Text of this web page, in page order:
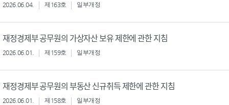
2026.06.04. 제163호 일부개정
재정경제부 공무원의 가상자산 보유 제한에 관한 지침
2026.06.01. 제159호 일부개정
재정경제부 공무원의 부동산 신규취득 제한에 관한 지침
2026.06.01. 제158호 일부개정